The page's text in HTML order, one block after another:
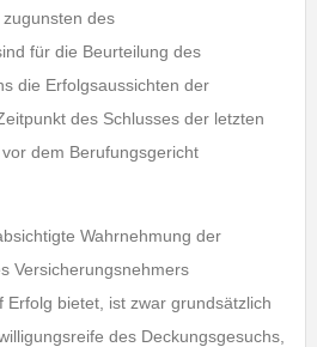
des
für die Beurteilung des
die Erfolgsaussichten der
des Schlusses der letzten
dem Berufungsgericht
Wahrnehmung der
Versicherungsnehmers
Erfolg bietet, ist zwar grundsätzlich
des Deckungsgesuchs,